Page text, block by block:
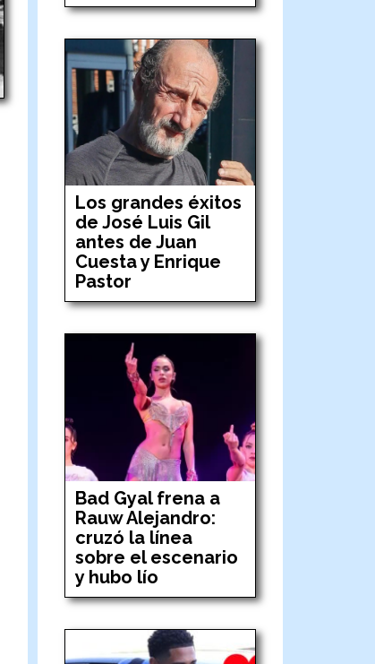
Los grandes éxitos
de José Luis Gil
antes de Juan
Cuesta y Enrique
Pastor
Bad Gyal frena a
Rauw Alejandro:
cruzó la línea
sobre el escenario
y hubo lío